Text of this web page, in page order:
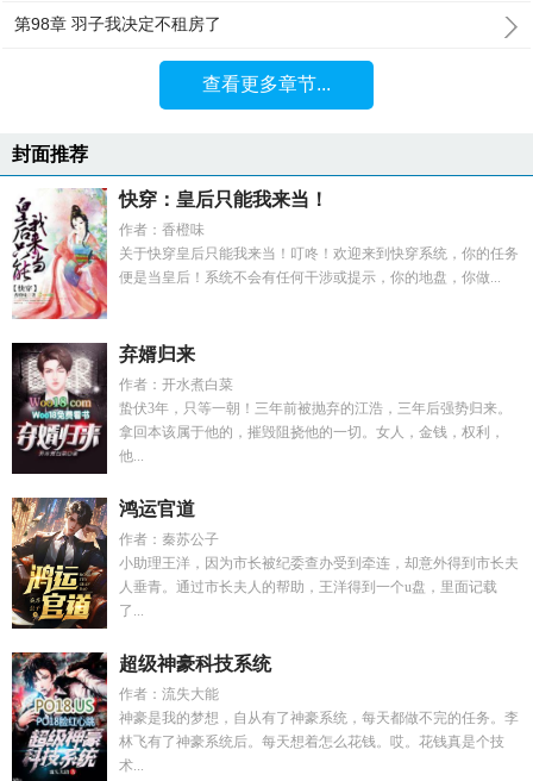
第98章 羽子我决定不租房了
查看更多章节...
封面推荐
快穿：皇后只能我来当！
作者：香橙味
关于快穿皇后只能我来当！叮咚！欢迎来到快穿系统，你的任务
便是当皇后！系统不会有任何干涉或提示，你的地盘，你做...
弃婿归来
作者：开水煮白菜
蛰伏3年，只等一朝！三年前被抛弃的江浩，三年后强势归来。
拿回本该属于他的，摧毁阻挠他的一切。女人，金钱，权利，
他...
鸿运官道
作者：秦苏公子
小助理王洋，因为市长被纪委查办受到牵连，却意外得到市长夫
人垂青。通过市长夫人的帮助，王洋得到一个u盘，里面记载
了...
超级神豪科技系统
作者：流失大能
神豪是我的梦想，自从有了神豪系统，每天都做不完的任务。李
林飞有了神豪系统后。每天想着怎么花钱。哎。花钱真是个技
术...